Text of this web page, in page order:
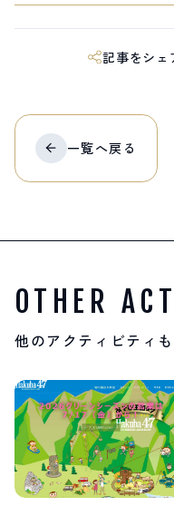
お問い合わせ
記事をシェ
一覧へ戻る
OTHER
他のアクティビティ